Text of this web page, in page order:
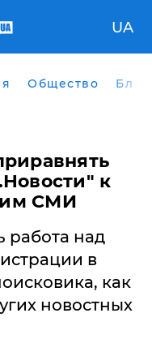
UA
Общество
к
СМИ
работа над
в
как
новостных